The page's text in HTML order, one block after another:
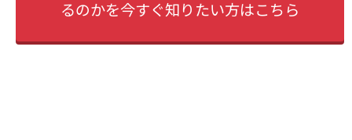
るのかを今すぐ知りたい方はこちら